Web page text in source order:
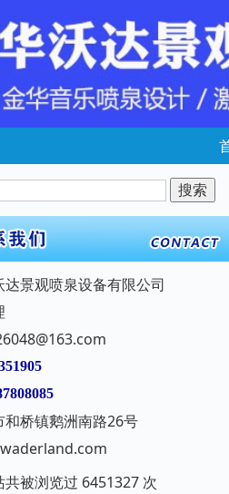
达景观喷泉设备有限公司
和桥镇鹅洲南路26号
共被浏览过 6451327 次